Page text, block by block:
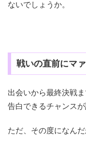
ないでしょうか。
戦いの直前にマ
出会いから最終決戦
告白できるチャンスが
ただ、その度になん